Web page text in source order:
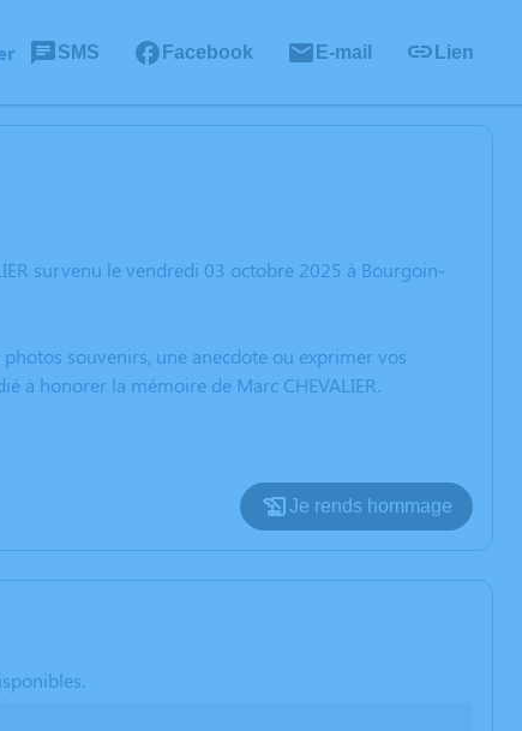
SMS Facebook E-mail Lien
survenu le vendredi 03 octobre 2025 à Bourgoin-
souvenirs, une anecdote ou exprimer vos
à honorer la mémoire de Marc CHEVALIER.
Je rends hommage